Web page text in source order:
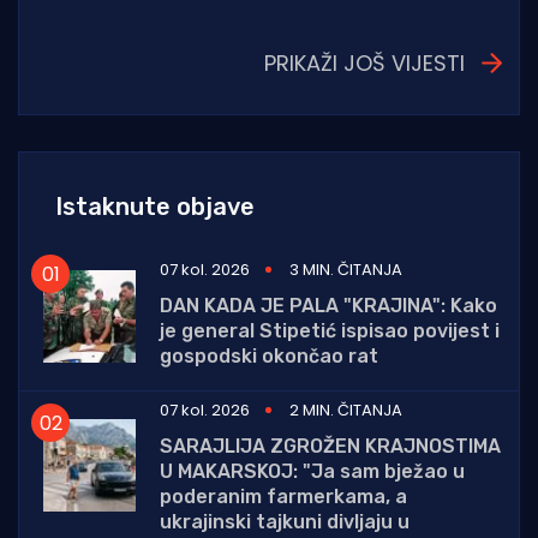
PRIKAŽI JOŠ VIJESTI
Istaknute objave
07 kol. 2026
3 MIN. ČITANJA
DAN KADA JE PALA "KRAJINA": Kako
je general Stipetić ispisao povijest i
gospodski okončao rat
07 kol. 2026
2 MIN. ČITANJA
SARAJLIJA ZGROŽEN KRAJNOSTIMA
U MAKARSKOJ: "Ja sam bježao u
poderanim farmerkama, a
ukrajinski tajkuni divljaju u